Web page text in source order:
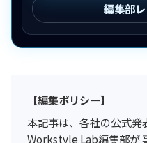
編集部
【編集ポリシー】
本記事は、各社の公式発
Workstyle Lab編集部が